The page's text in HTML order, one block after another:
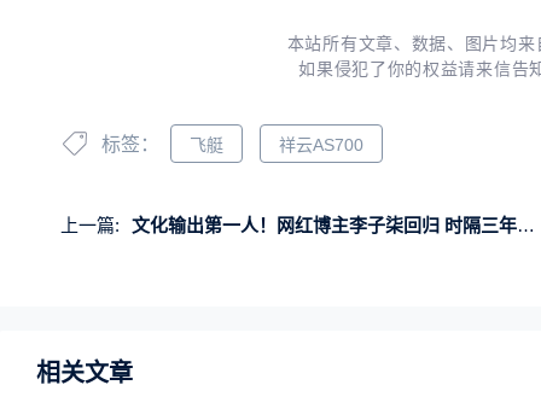
本站所有文章、数据、图片均
如果侵犯了你的权益请来信告
标签： 飞艇 祥云AS700
上一篇: 文化输出第一人！网红博主李子柒回归 时隔三年更新视频
相关文章